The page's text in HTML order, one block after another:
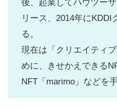
後、起業してハウツー
リース、2014年にKDDI
る。
現在は「クリエイティ
めに、きせかえできる
NFT「marimo」などを